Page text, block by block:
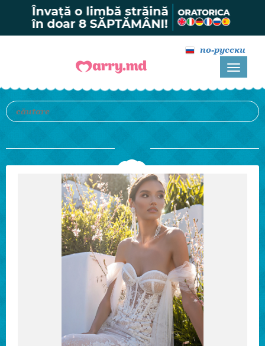
по-русски